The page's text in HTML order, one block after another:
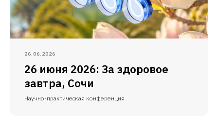
26.06.2026
26 июня 2026: За здоровое
завтра, Сочи
Научно-практическая конференция